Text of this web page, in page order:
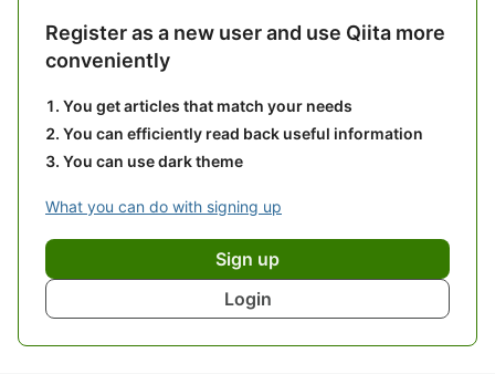
Register as a new user and use Qiita more
conveniently
You get articles that match your needs
You can efficiently read back useful information
You can use dark theme
What you can do with signing up
Sign up
Login